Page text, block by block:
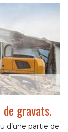
gravats.
d’une partie de